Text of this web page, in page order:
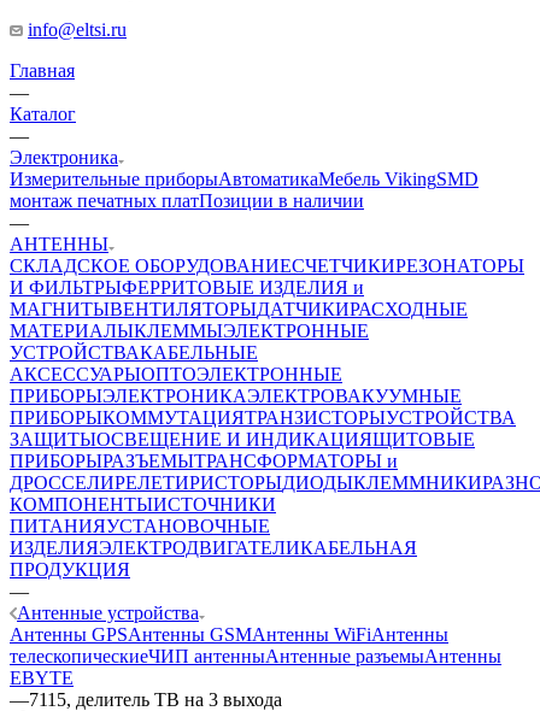
info@eltsi.ru
Главная
—
Каталог
—
Электроника
Измерительные приборыАвтоматикаМебель VikingSMD
монтаж печатных платПозиции в наличии
—
АНТЕННЫ
СКЛАДСКОЕ ОБОРУДОВАНИЕСЧЕТЧИКИРЕЗОНАТОРЫ
И ФИЛЬТРЫФЕРРИТОВЫЕ ИЗДЕЛИЯ и
МАГНИТЫВЕНТИЛЯТОРЫДАТЧИКИРАСХОДНЫЕ
МАТЕРИАЛЫКЛЕММЫЭЛЕКТРОННЫЕ
УСТРОЙСТВАКАБЕЛЬНЫЕ
АКСЕССУАРЫОПТОЭЛЕКТРОННЫЕ
ПРИБОРЫЭЛЕКТРОНИКАЭЛЕКТРОВАКУУМНЫЕ
ПРИБОРЫКОММУТАЦИЯТРАНЗИСТОРЫУСТРОЙСТВА
ЗАЩИТЫОСВЕЩЕНИЕ И ИНДИКАЦИЯЩИТОВЫЕ
ПРИБОРЫРАЗЪЕМЫТРАНСФОРМАТОРЫ и
ДРОССЕЛИРЕЛЕТИРИСТОРЫДИОДЫКЛЕММНИКИ
КОМПОНЕНТЫИСТОЧНИКИ
ПИТАНИЯУСТАНОВОЧНЫЕ
ИЗДЕЛИЯЭЛЕКТРОДВИГАТЕЛИКАБЕЛЬНАЯ
ПРОДУКЦИЯ
—
Антенные устройства
Антенны GPSАнтенны GSMАнтенны WiFiАнтенны
телескопическиеЧИП антенныАнтенные разъемыАнтенны
EBYTE
—7115, делитель ТВ на 3 выхода